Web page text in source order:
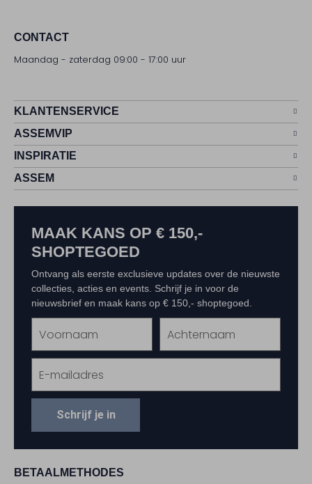
CONTACT
Maandag - zaterdag 09:00 - 17:00 uur
KLANTENSERVICE
ASSEMVIP
INSPIRATIE
ASSEM
BETAALMETHODES
MAAK KANS OP € 150,-
SHOPTEGOED
Ontvang als eerste exclusieve updates over de nieuwste
collecties, acties en events. Schrijf je in voor de
nieuwsbrief en maak kans op € 150,- shoptegoed.
Schrijf je in